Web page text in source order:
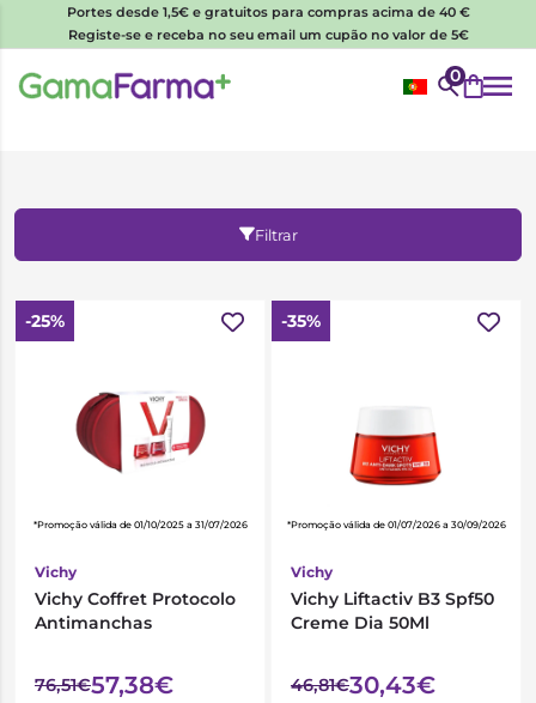
Portes desde 1,5€ e gratuitos para compras acima de 40 €
Registe-se e receba no seu email um cupão no valor de 5€
0
Filtrar
-25%
*Promoção válida de 01/10/2025 a 31/07/2026
Vichy
Vichy Coffret Protocolo
Antimanchas
76,51€57,38€
-35%
*Promoção válida de 01/07/2026 a 30/09/2026
Vichy
Vichy Liftactiv B3 Spf50
Creme Dia 50Ml
46,81€30,43€